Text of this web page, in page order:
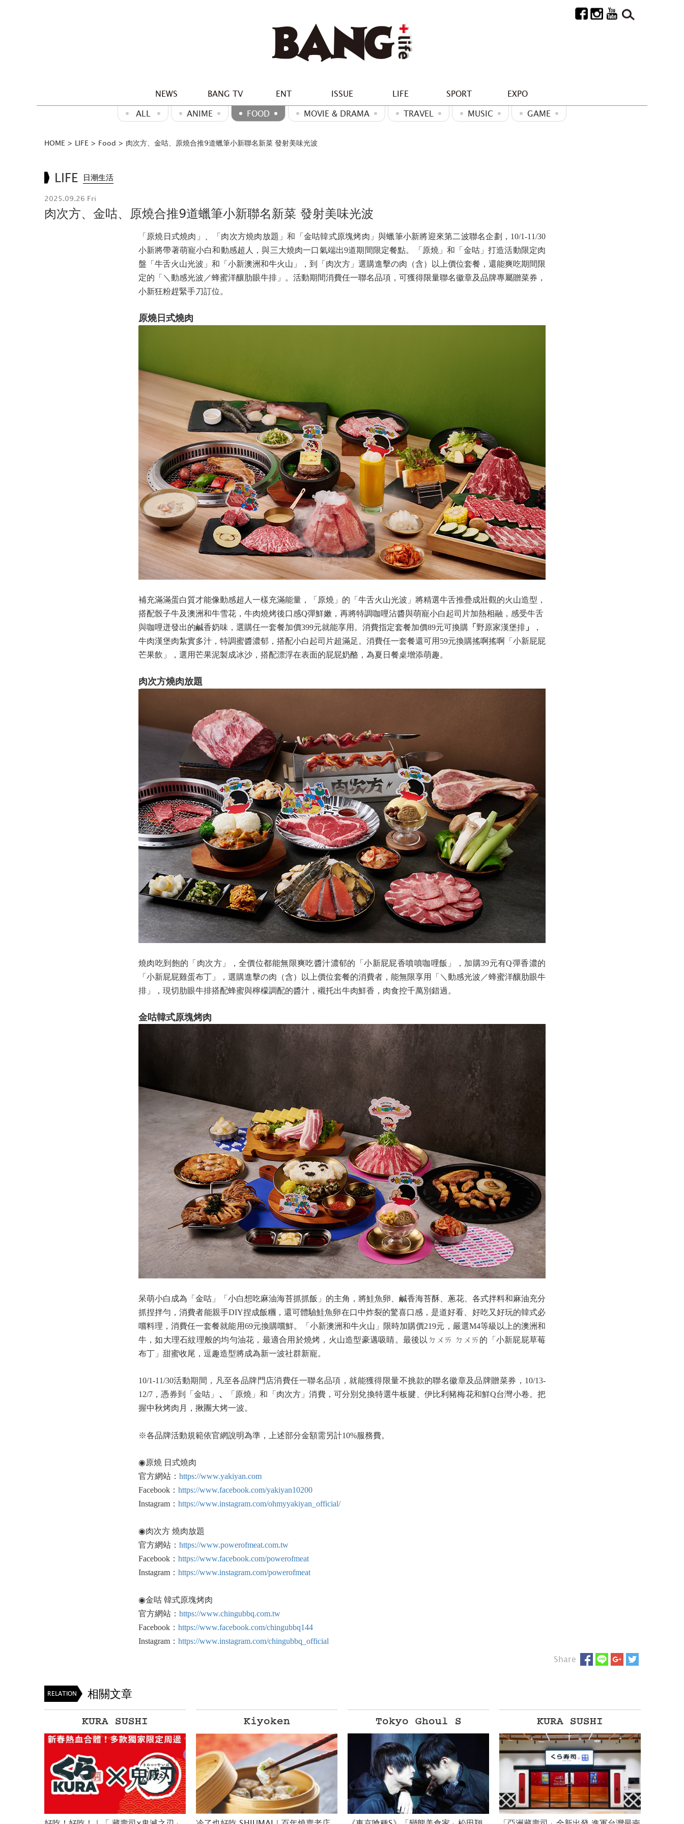
NEWS BANG TV ENT ISSUE LIFE SPORT EXPO
ALL ANIME FOOD MOVIE & DRAMA TRAVEL MUSIC GAME
HOME > LIFE > Food > 肉次方、金咕、原燒合推9道蠟筆小新聯名新菜 發射美味光波
LIFE 日潮生活
2025.09.26 Fri
肉次方、金咕、原燒合推9道蠟筆小新聯名新菜 發射美味光波
「原燒日式燒肉」、「肉次方燒肉放題」和「金咕韓式原塊烤肉」與蠟筆小新將迎來第二波聯名企劃，10/1-11/30
小新將帶著萌寵小白和動感超人，與三大燒肉一口氣端出9道期間限定餐點。「原燒」和「金咕」打造活動限定肉
盤「牛舌火山光波」和「小新澳洲和牛火山」，到「肉次方」選購進擊の肉（含）以上價位套餐，還能爽吃期間限
定的「＼動感光波／蜂蜜洋釀肋眼牛排」。活動期間消費任一聯名品項，可獲得限量聯名徽章及品牌專屬贈菜券，
小新狂粉趕緊手刀訂位。
原燒日式燒肉
補充滿滿蛋白質才能像動感超人一樣充滿能量，「原燒」的「牛舌火山光波」將精選牛舌推疊成壯觀的火山造型，
搭配骰子牛及澳洲和牛雪花，牛肉燒烤後口感Q彈鮮嫩，再將特調咖哩沾醬與萌寵小白起司片加熱相融，感受牛舌
與咖哩迸發出的鹹香奶味，選購任一套餐加價399元就能享用。消費指定套餐加價89元可換購 「 野原家漢堡排 」
，
牛肉漢堡肉紮實多汁，特調蜜醬濃郁，搭配小白起司片超滿足。消費任一套餐還可用59元換購搖啊搖啊「小新屁屁
芒果飲」，選用芒果泥製成冰沙，搭配漂浮在表面的屁屁奶酪，為夏日餐桌增添萌趣。
肉次方燒肉放題
燒肉吃到飽的「肉次方」，全價位都能無限爽吃醬汁濃郁的「小新屁屁香噴噴咖哩飯」，加購39元有Q彈香濃的
「小新屁屁雞蛋布丁」，選購進擊の肉（含）以上價位套餐的消費者，能無限享用「＼動感光波／蜂蜜洋釀肋眼牛
排」，現切肋眼牛排搭配蜂蜜與檸檬調配的醬汁，襯托出牛肉鮮香，肉食控千萬別錯過。
金咕韓式原塊烤肉
呆萌小白成為「金咕」「小白想吃麻油海苔抓抓飯」的主角，將鮭魚卵、鹹香海苔酥、蔥花、各式拌料和麻油充分
抓捏拌勻，消費者能親手DIY捏成飯糰，還可體驗鮭魚卵在口中炸裂的驚喜口感，是道好看、好吃又好玩的韓式必
嚐料理，消費任一套餐就能用69元換購嚐鮮。「小新澳洲和牛火山」限時加購價219元，嚴選M4等級以上的澳洲和
牛，如大理石紋理般的均勻油花，最適合用於燒烤，火山造型豪邁吸睛。最後以ㄉㄨㄞ ㄉㄨㄞ的「小新屁屁草莓
布丁」甜蜜收尾，逗趣造型將成為新一波社群新寵。
10/1-11/30活動期間，凡至各品牌門店消費任一聯名品項，就能獲得限量不挑款的聯名徽章及品牌贈菜券，10/13-
12/7，憑券到「金咕」 、
「原燒」和「肉次方」消費，可分別兌換特選牛板腱、伊比利豬梅花和鮮Q台灣小卷。把
握中秋烤肉月，揪團大烤一波。
※各品牌活動規範依官網說明為準，上述部分金額需另計10%服務費。
◉原燒 日式燒肉
官方網站： https://www.yakiyan.com
Facebook： https://www.facebook.com/yakiyan10200
Instagram： https://www.instagram.com/ohmyyakiyan_official/
◉肉次方 燒肉放題
官方網站： https://www.powerofmeat.com.tw
Facebook： https://www.facebook.com/powerofmeat
Instagram： https://www.instagram.com/powerofmeat
◉金咕 韓式原塊烤肉
官方網站： https://www.chingubbq.com.tw
Facebook： https://www.facebook.com/chingubbq144
Instagram： https://www.instagram.com/chingubbq_official
Share
RELATION 相關文章
Kiyoken Tokyo Ghoul S KURA SUSHI Eating Women